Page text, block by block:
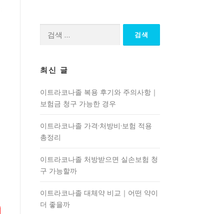
최신 글
이트라코나졸 복용 후기와 주의사항｜
보험금 청구 가능한 경우
이트라코나졸 가격·처방비·보험 적용
총정리
이트라코나졸 처방받으면 실손보험 청
구 가능할까
이트라코나졸 대체약 비교｜어떤 약이
더 좋을까